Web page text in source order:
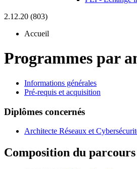
2.12.20 (803)
Accueil
Programmes par
Informations générales
Pré-requis et acquisition
Diplômes concernés
Architecte Réseaux et
Composition du parcours